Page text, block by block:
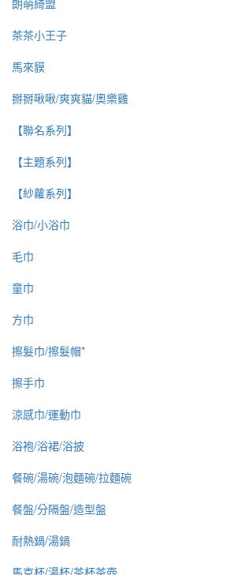
茶茶小王子
馬來貘
掰掰啾啾/爽爽貓/奧樂雞
【聯名系列】
【主題系列】
【紗蘿系列】
浴巾/小浴巾
毛巾
童巾
方巾
擦髮巾/擦髮帽*
擦手巾
涼感巾/運動巾
浴袍/浴裙/浴披
餐碗/湯碗/泡麵碗/拉麵碗
餐盤/分隔盤/造型盤
耐熱鍋/湯鍋
馬克杯/湯杯/茶杯茶壺